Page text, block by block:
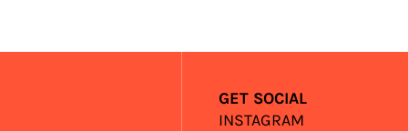
GET SOCIAL
INSTAGRAM